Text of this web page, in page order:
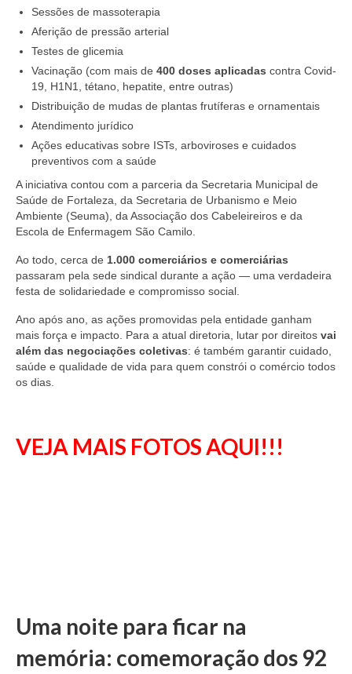
Sessões de massoterapia
Aferição de pressão arterial
Testes de glicemia
Vacinação (com mais de 400 doses aplicadas contra Covid-
19, H1N1, tétano, hepatite, entre outras)
Distribuição de mudas de plantas frutíferas e ornamentais
Atendimento jurídico
Ações educativas sobre ISTs, arboviroses e cuidados
preventivos com a saúde
A iniciativa contou com a parceria da Secretaria Municipal de
Saúde de Fortaleza, da Secretaria de Urbanismo e Meio
Ambiente (Seuma), da Associação dos Cabeleireiros e da
Escola de Enfermagem São Camilo.
Ao todo, cerca de 1.000 comerciários e comerciárias
passaram pela sede sindical durante a ação — uma verdadeira
festa de solidariedade e compromisso social.
Ano após ano, as ações promovidas pela entidade ganham
mais força e impacto. Para a atual diretoria, lutar por direitos vai
além das negociações coletivas: é também garantir cuidado,
saúde e qualidade de vida para quem constrói o comércio todos
os dias.
VEJA MAIS FOTOS AQUI!!!
Uma noite para ficar na
memória: comemoração dos 92